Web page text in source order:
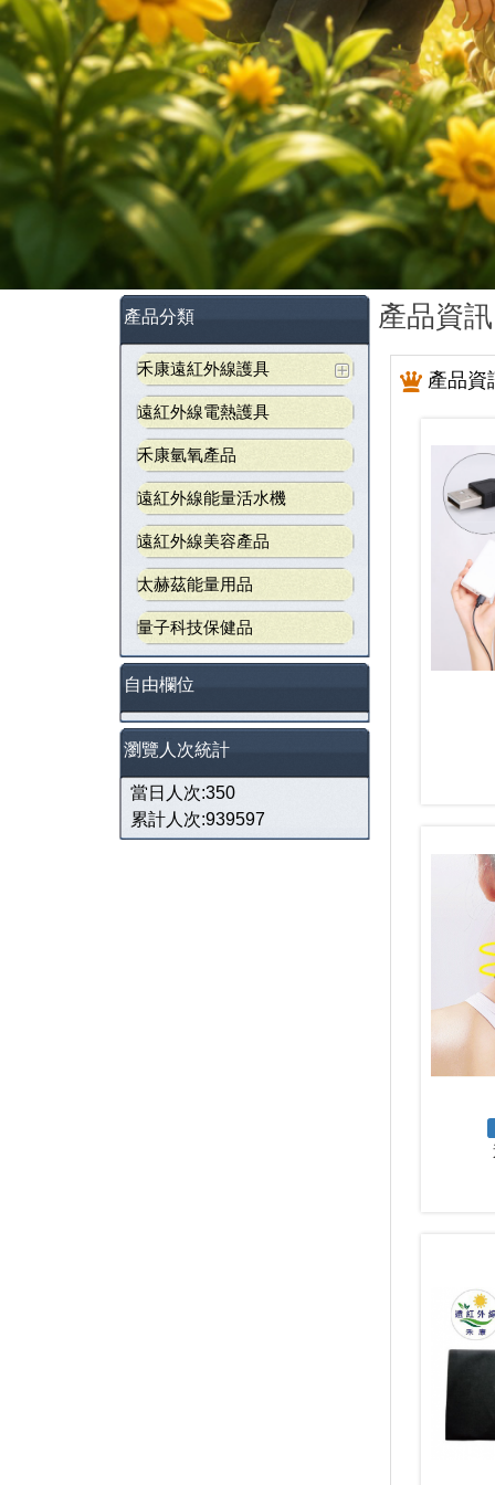
產品分類
禾康遠紅外線護具
遠紅外線電熱護具
禾康氫氧產品
遠紅外線能量活水機
遠紅外線美容產品
太赫茲能量用品
量子科技保健品
自由欄位
瀏覽人次統計
當日人次:350
累計人次:939597
產品資訊
產品資